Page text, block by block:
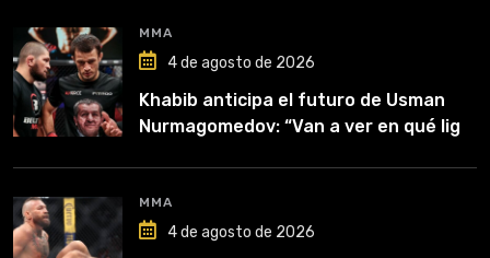
MMA
4 de agosto de 2026
Khabib anticipa el futuro de Usman
Nurmagomedov: “Van a ver en qué liga
MMA
4 de agosto de 2026